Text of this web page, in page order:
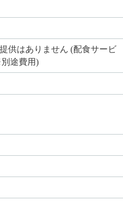
供はありません (配食サービ
途費用)